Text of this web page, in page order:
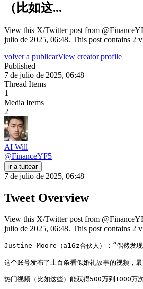
（比如这...
View this X/Twitter post from
julio de 2025, 06:48. This post contains 2
volver a publicarView creator profile
Published
7 de julio de 2025, 06:48
Thread Items
1
Media Items
2
AI Will
@FinanceYF5
ir a tuitear
7 de julio de 2025, 06:48
Tweet Overview
View this X/Twitter post from
julio de 2025, 06:48. This post contains 2
Justine Moore（a16z合伙人）：“偶然发
这个账号发布了上百条看似婚礼故事的视频，
热门视频（比如这些）能获得500万到1000万次